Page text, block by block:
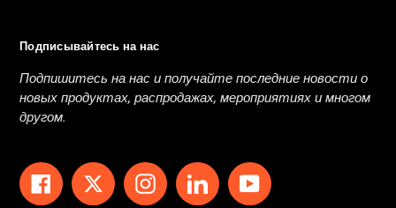
Подписывайтесь на нас
Подпишитесь на нас и получайте последние новости о
новых продуктах, распродажах, мероприятиях и многом
другом.
Facebook Twitter InstagramLinkedInYouTube